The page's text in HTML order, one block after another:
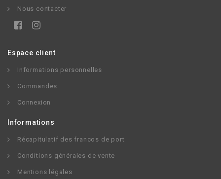
Nous contacter
Espace client
Informations personnelles
Commandes
Connexion
Informations
Récapitulatif des francos de port
Conditions générales de vente
Mentions légales